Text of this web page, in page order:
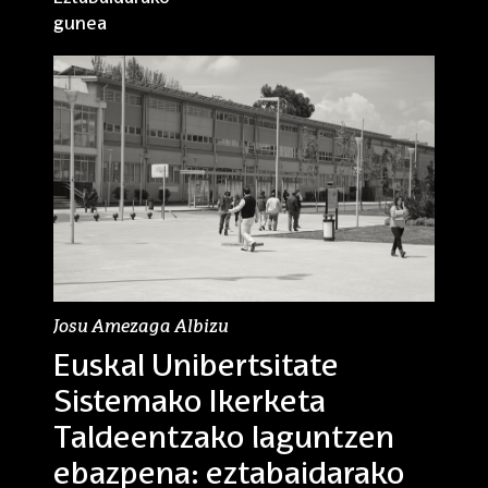
gunea
Josu Amezaga Albizu
Euskal Unibertsitate
Sistemako Ikerketa
Taldeentzako laguntzen
ebazpena: eztabaidarako